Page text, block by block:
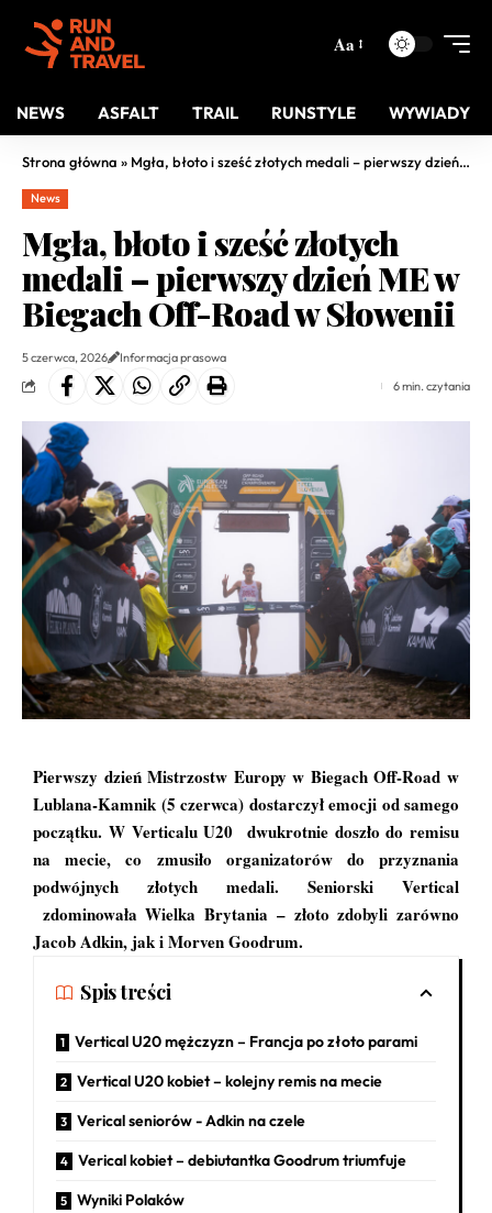
Aa
NEWS ASFALT TRAIL RUNSTYLE WYWIADY
Strona główna » Mgła, błoto i sześć złotych medali – pierwszy dzień ME w Biegach Off-Road w Słowenii
News
Mgła, błoto i sześć złotych
medali – pierwszy dzień ME w
Biegach Off-Road w Słowenii
5 czerwca, 2026
Informacja prasowa
6 min. czytania
Pierwszy dzień Mistrzostw Europy w Biegach Off-Road w
Lublana-Kamnik (5 czerwca) dostarczył emocji od samego
początku. W Verticalu U20 dwukrotnie doszło do remisu
na mecie, co zmusiło organizatorów do przyznania
podwójnych złotych medali. Seniorski Vertical
zdominowała Wielka Brytania – złoto zdobyli zarówno
Jacob Adkin, jak i Morven Goodrum.
Spis treści
Vertical U20 mężczyzn – Francja po złoto parami
Vertical U20 kobiet – kolejny remis na mecie
Verical seniorów - Adkin na czele
Verical kobiet – debiutantka Goodrum triumfuje
Wyniki Polaków